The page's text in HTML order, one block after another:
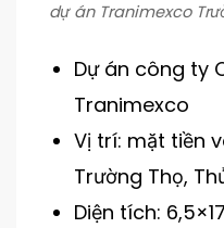
dự án Tranimexco
Dự án công ty
Tranimexco
Vị trí: mặt tiền
Trường Thọ,
Diện tích: